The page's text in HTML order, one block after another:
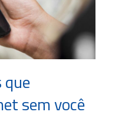
sem você